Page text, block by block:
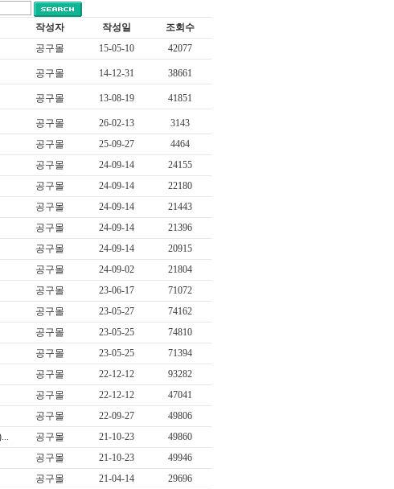
작성자 작성일
조회수
공구몰 15-05-10 42077
공구몰 14-12-31 38661
공구몰 13-08-19 41851
공구몰 26-02-13
3143
공구몰 25-09-27
4464
공구몰 24-09-14
24155
공구몰 24-09-14
22180
공구몰 24-09-14
21443
공구몰 24-09-14
21396
공구몰 24-09-14
20915
공구몰 24-09-02
21804
공구몰 23-06-17
71072
공구몰 23-05-27
74162
공구몰 23-05-25
74810
공구몰 23-05-25
71394
공구몰 22-12-12
93282
공구몰 22-12-12
47041
공구몰 22-09-27
49806
공구몰 21-10-23
49860
공구몰 21-10-23
49946
공구몰 21-04-14
29696